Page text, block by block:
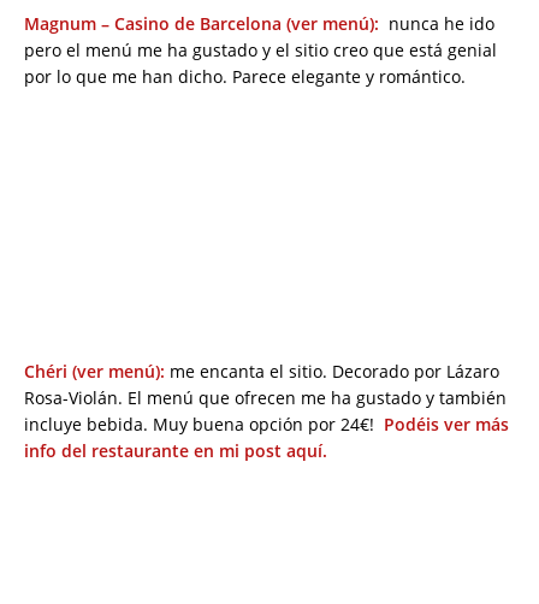
Magnum – Casino de Barcelona (ver menú): nunca he ido
pero el menú me ha gustado y el sitio creo que está genial
por lo que me han dicho. Parece elegante y romántico.
Chéri (ver menú): me encanta el sitio. Decorado por Lázaro
Rosa-Violán. El menú que ofrecen me ha gustado y también
incluye bebida. Muy buena opción por 24€! Podéis ver más
info del restaurante en mi post aquí.